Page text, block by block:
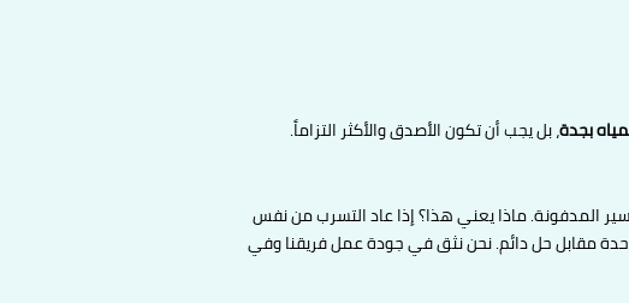
بجدة، بل يجب أن تكون الأصدق والأكثر التزاماً.
المدفونة. ماذا يعني هذا؟ إذا عاد التسرب من نفس
مقابل حل دائم. نحن نثق في جودة عمل فريقنا وفي